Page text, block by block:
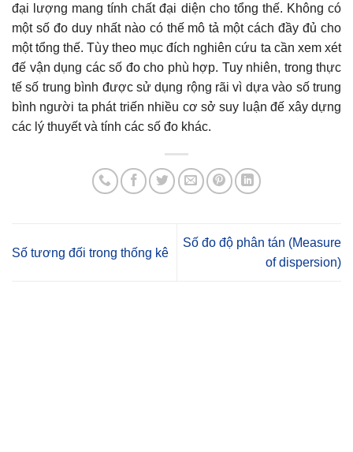
đại lượng mang tính chất đại diện cho tổng thế. Không có
một số đo duy nhất nào có thế mô tả một cách đầy đủ cho
một tổng thế. Tùy theo mục đích nghiên cứu ta cần xem xét
đế vận dụng các số đo cho phù hợp. Tuy nhiên, trong thực
tế số trung bình được sử dụng rộng rãi vì dựa vào số trung
bình người ta phát triến nhiều cơ sở suy luận đế xây dựng
các lý thuyết và tính các số đo khác.
Số tương đối trong thống kê
Số đo độ phân tán (Measure
of dispersion)